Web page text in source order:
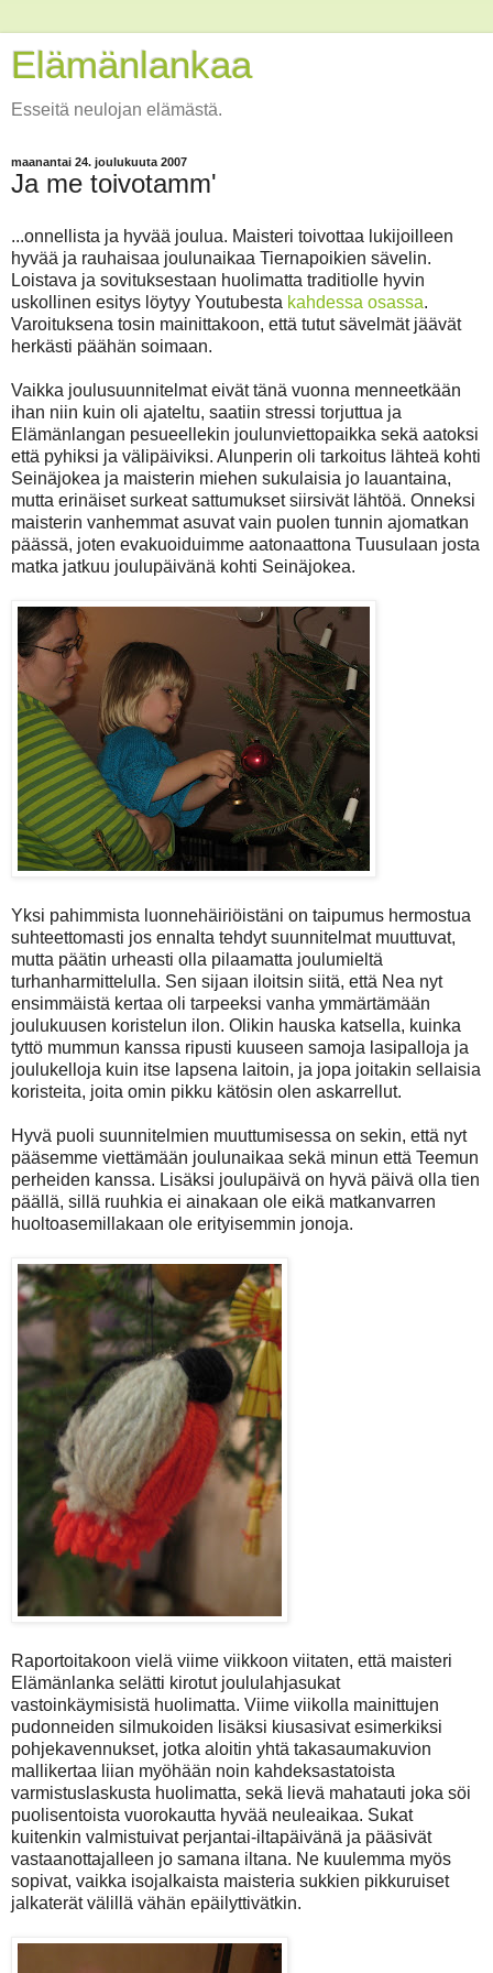
Elämänlankaa
Esseitä neulojan elämästä.
maanantai 24. joulukuuta 2007
Ja me toivotamm'
...onnellista ja hyvää joulua. Maisteri toivottaa lukijoilleen
hyvää ja rauhaisaa joulunaikaa Tiernapoikien sävelin.
Loistava ja sovituksestaan huolimatta traditiolle hyvin
uskollinen esitys löytyy Youtubesta kahdessa osassa.
Varoituksena tosin mainittakoon, että tutut sävelmät jäävät
herkästi päähän soimaan.
Vaikka joulusuunnitelmat eivät tänä vuonna menneetkään
ihan niin kuin oli ajateltu, saatiin stressi torjuttua ja
Elämänlangan pesueellekin joulunviettopaikka sekä aatoksi
että pyhiksi ja välipäiviksi. Alunperin oli tarkoitus lähteä kohti
Seinäjokea ja maisterin miehen sukulaisia jo lauantaina,
mutta erinäiset surkeat sattumukset siirsivät lähtöä. Onneksi
maisterin vanhemmat asuvat vain puolen tunnin ajomatkan
päässä, joten evakuoiduimme aatonaattona Tuusulaan josta
matka jatkuu joulupäivänä kohti Seinäjokea.
Yksi pahimmista luonnehäiriöistäni on taipumus hermostua
suhteettomasti jos ennalta tehdyt suunnitelmat muuttuvat,
mutta päätin urheasti olla pilaamatta joulumieltä
turhanharmittelulla. Sen sijaan iloitsin siitä, että Nea nyt
ensimmäistä kertaa oli tarpeeksi vanha ymmärtämään
joulukuusen koristelun ilon. Olikin hauska katsella, kuinka
tyttö mummun kanssa ripusti kuuseen samoja lasipalloja ja
joulukelloja kuin itse lapsena laitoin, ja jopa joitakin sellaisia
koristeita, joita omin pikku kätösin olen askarrellut.
Hyvä puoli suunnitelmien muuttumisessa on sekin, että nyt
pääsemme viettämään joulunaikaa sekä minun että Teemun
perheiden kanssa. Lisäksi joulupäivä on hyvä päivä olla tien
päällä, sillä ruuhkia ei ainakaan ole eikä matkanvarren
huoltoasemillakaan ole erityisemmin jonoja.
Raportoitakoon vielä viime viikkoon viitaten, että maisteri
Elämänlanka selätti kirotut joululahjasukat
vastoinkäymisistä huolimatta. Viime viikolla mainittujen
pudonneiden silmukoiden lisäksi kiusasivat esimerkiksi
pohjekavennukset, jotka aloitin yhtä takasaumakuvion
mallikertaa liian myöhään noin kahdeksastatoista
varmistuslaskusta huolimatta, sekä lievä mahatauti joka söi
puolisentoista vuorokautta hyvää neuleaikaa. Sukat
kuitenkin valmistuivat perjantai-iltapäivänä ja pääsivät
vastaanottajalleen jo samana iltana. Ne kuulemma myös
sopivat, vaikka isojalkaista maisteria sukkien pikkuruiset
jalkaterät välillä vähän epäilyttivätkin.